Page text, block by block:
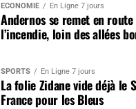
ÉCONOMIE En Ligne 7 jours
Andernos se remet en
l’incendie, loin des allées
SPORTS En Ligne 7 jours
La folie Zidane vide déjà le
France pour les Bleus